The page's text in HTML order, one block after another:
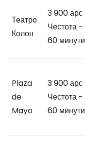
Театро
Колон
3 900 арс
Честота -
60 минути
Plaza
de
Mayo
3 900 арс
Честота -
60 минути